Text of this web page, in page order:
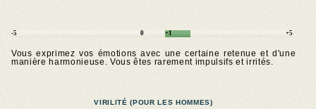
-5 0 +1 +5
Vous exprimez vos émotions avec une certaine retenue et d'une
manière harmonieuse. Vous êtes rarement impulsifs et irrités.
VIRILITÉ (POUR LES HOMMES)